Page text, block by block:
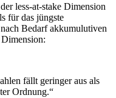
less-at-stake Dimension
für das jüngste
Bedarf akkumulutiven
fällt geringer aus als
Ordnung.“